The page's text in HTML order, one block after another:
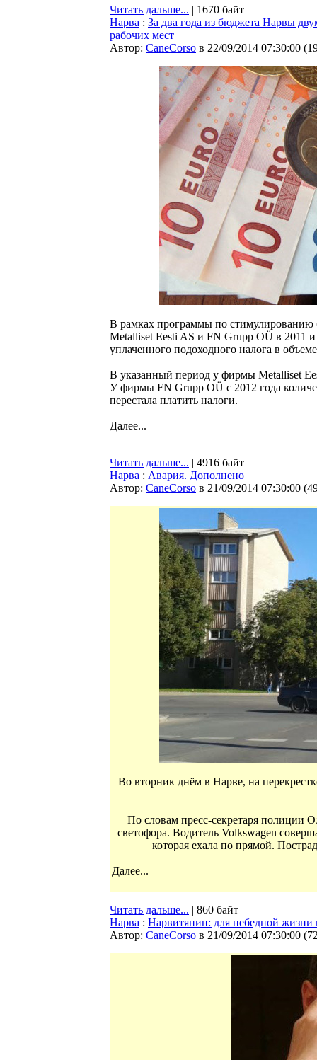
Читать дальше... | 1670 байт
Нарва : За два года из бюджета Нарвы
рабочих мест
Автор: CaneCorso в 22/09/2014 07:30:00 (
В рамках программы по стимулированию
Metalliset Eesti AS и FN Grupp OÜ в 2011
уплаченного подоходного налога в
В указанный период у фирмы Metalliset
У фирмы FN Grupp OÜ с 2012 года
перестала платить налоги.
Далее...
Читать дальше... | 4916 байт
Нарва : Авария. Дополнено
Автор: CaneCorso в 21/09/2014 07:30:00 (
Во вторник днём в Нарве, на
По словам пресс-секретаря полиции
светофора. Водитель Volkswagen
которая ехала по прямой.
Далее...
Читать дальше... | 860 байт
Нарва : Нарвитянин: для небедной
Автор: CaneCorso в 21/09/2014 07:30:00 (